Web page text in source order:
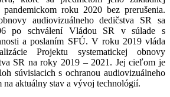
roku 2020 bez prerušenia.
audiovizuálneho dedičstva SR sa
po schválení Vládou SR v súlade s
a poslaním SFÚ. V roku 2019 vláda
Projektu systematickej obnovy
SR na roky 2019 – 2021. Jej cieľom je
súvisiacich s ochranou audiovizuálneho
na aktuálny stav a vývoj technológií.